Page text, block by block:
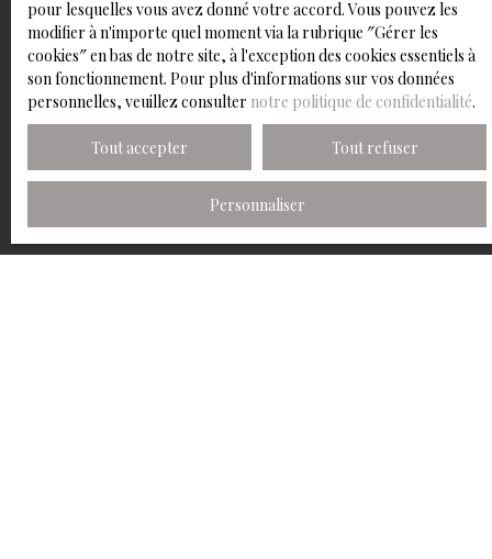
pour lesquelles vous avez donné votre accord. Vous pouvez les
modifier à n'importe quel moment via la rubrique ″Gérer les
cookies″ en bas de notre site, à l'exception des cookies essentiels à
son fonctionnement. Pour plus d'informations sur vos données
personnelles, veuillez consulter notre politique de confidentialité.
Tout accepter Tout refuser
Personnaliser